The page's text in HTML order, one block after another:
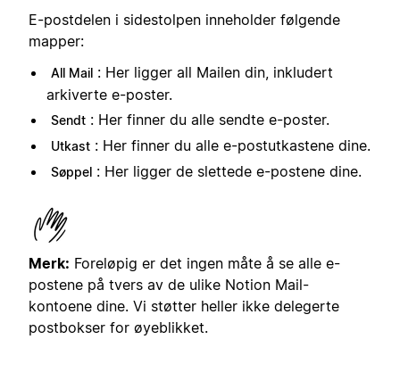
E-postdelen i sidestolpen inneholder følgende
mapper:
All Mail : Her ligger all Mailen din, inkludert
arkiverte e-poster.
Sendt : Her finner du alle sendte e-poster.
Utkast : Her finner du alle e-postutkastene dine.
Søppel : Her ligger de slettede e-postene dine.
Merk: Foreløpig er det ingen måte å se alle e-
postene på tvers av de ulike Notion Mail-
kontoene dine. Vi støtter heller ikke delegerte
postbokser for øyeblikket.